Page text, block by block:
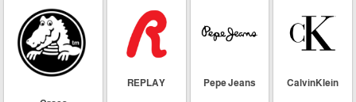
CalvinKlein
Pepe Jeans
REPLAY